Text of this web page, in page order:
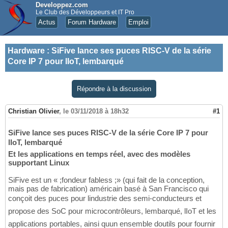
Developpez.com
Le Club des Développeurs et IT Pro
Actus Forum Hardware Emploi
Hardware : SiFive lance ses puces RISC-V de la série
Core IP 7 pour lIoT, lembarqué
Répondre à la discussion
Christian Olivier, le 03/11/2018 à 18h32 #1
SiFive lance ses puces RISC-V de la série Core IP 7 pour
lIoT, lembarqué
Et les applications en temps réel, avec des modèles
supportant Linux
SiFive est un « ;fondeur fabless ;» (qui fait de la conception,
mais pas de fabrication) américain basé à San Francisco qui
conçoit des puces pour lindustrie des semi-conducteurs et
propose des SoC pour microcontrôleurs, lembarqué, lIoT et les
applications portables, ainsi quun ensemble doutils pour fournir